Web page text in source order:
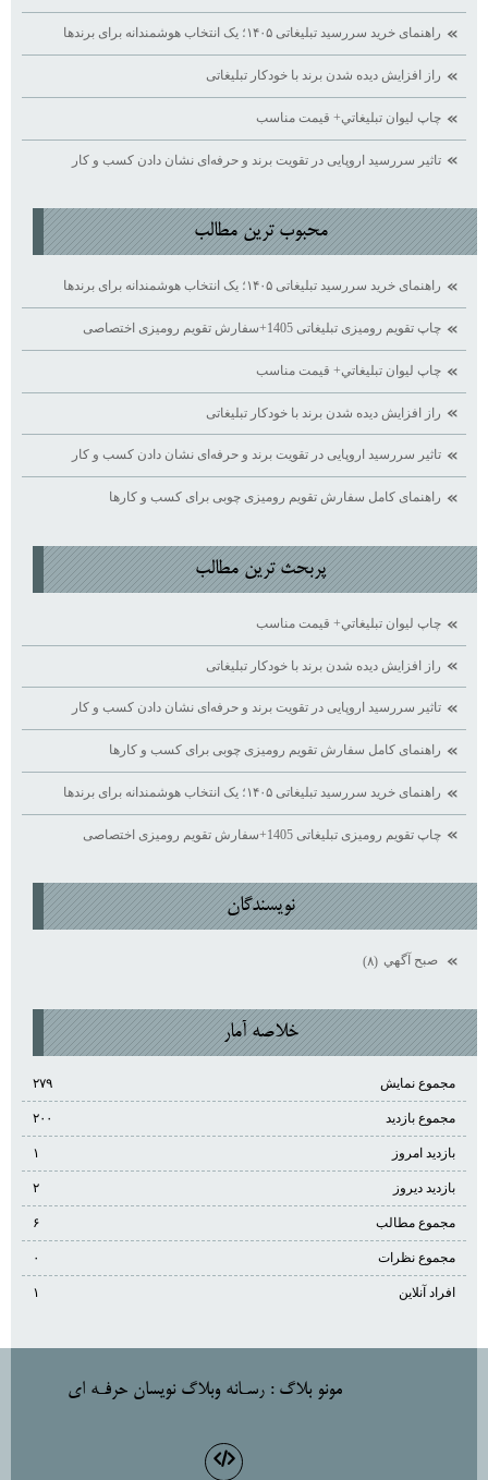
راهنمای خرید سررسید تبلیغاتی ۱۴۰۵؛ یک انتخاب هوشمندانه برای برندها
راز افزایش دیده ‌شدن برند با خودکار تبلیغاتی
چاپ ليوان تبليغاتي+ قيمت مناسب
تاثیر سررسید اروپایی در تقویت برند و حرفه‌ای نشان دادن کسب ‌و کار
محبوب ترين مطالب
راهنمای خرید سررسید تبلیغاتی ۱۴۰۵؛ یک انتخاب هوشمندانه برای برندها
چاپ تقویم رومیزی تبلیغاتی 1405+سفارش تقویم رومیزی اختصاصی
چاپ ليوان تبليغاتي+ قيمت مناسب
راز افزایش دیده ‌شدن برند با خودکار تبلیغاتی
تاثیر سررسید اروپایی در تقویت برند و حرفه‌ای نشان دادن کسب ‌و کار
راهنمای کامل سفارش تقویم رومیزی چوبی برای کسب ‌و کارها
پربحث ترين مطالب
چاپ ليوان تبليغاتي+ قيمت مناسب
راز افزایش دیده ‌شدن برند با خودکار تبلیغاتی
تاثیر سررسید اروپایی در تقویت برند و حرفه‌ای نشان دادن کسب ‌و کار
راهنمای کامل سفارش تقویم رومیزی چوبی برای کسب ‌و کارها
راهنمای خرید سررسید تبلیغاتی ۱۴۰۵؛ یک انتخاب هوشمندانه برای برندها
چاپ تقویم رومیزی تبلیغاتی 1405+سفارش تقویم رومیزی اختصاصی
نويسندگان
صبح آگهي (۸)
خلاصه آمار
مجموع نمایش‌ ۲۷۹
مجموع بازدید ۲۰۰
بازدید امروز ۱
بازدید دیروز ۲
مجموع مطالب ۶
مجموع نظرات ۰
افراد آنلاین ۱
مونو بلاگ : رسـانه وبلاگ نويسان حرفـه اي